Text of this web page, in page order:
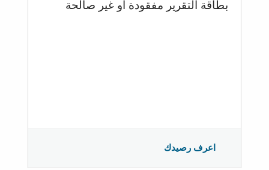
بطاقة التقرير مفقودة أو غير صالحة
اعرف رصيدك